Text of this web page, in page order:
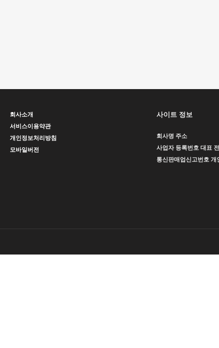
회사소개
서비스이용약관
개인정보처리방침
모바일버전
사이트 정보
회사명 주소
사업자 등록번호 대표
통신판매업신고번호 개